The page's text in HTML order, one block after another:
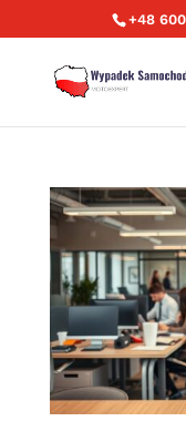
+48